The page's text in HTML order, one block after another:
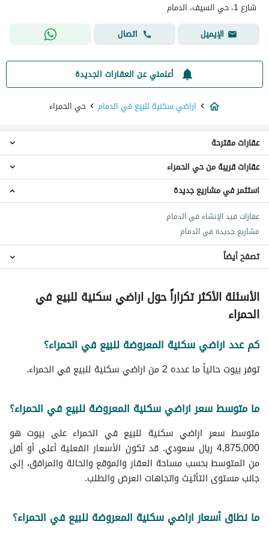
شارع 1، حي السيف، الدمام
الإيميل
اتصال
أعلمني عن العقارات الجديدة
اراضي سكنية للبيع في الدمام
حي الحمراء
فلل للبيع في حي الحمراء
شقق للبيع في حي الحمراء
عقارات للبيع في حي الحمراء
عقارات مقترحة
اراضي سكنية حي الزهور
اراضي سكنية حي الشروق
اراضي سكنية حي الخليح
اراضي سكنية حي الجوهرة
اراضي سكنية حي السلام
اراضي سكنية حي العزيزية
اراضي سكنية حي العدامة
اراضي سكنية حي البادية
عقارات قريبة من حي الحمراء
عقارات قيد الإنشاء في الدمام
مشاريع جديدة في الدمام
استثمر في مشاريع جديدة
عقارات للبيع في الدمام
تصفح أيضاً
الأسئلة الأكثر تكراراً حول اراضي سكنية للبيع في
الحمراء
كم عدد اراضي سكنية المعروضة للبيع في الحمراء؟
توفر بيوت حالياً ما عدده 2 من اراضي سكنية للبيع في الحمراء.
ما متوسط سعر اراضي سكنية المعروضة للبيع في الحمراء؟
متوسط سعر اراضي سكنية للبيع في الحمراء على بيوت هو
4,875,000 ريال سعودي. قد تكون الأسعار الفعلية أعلى أو أقل
من المتوسط بحسب مساحة العقار والموقع والحالة والمرافق، إلى
جانب مستوى التأثيث واتجاهات العرض والطلب.
ما نطاق أسعار اراضي سكنية المعروضة للبيع في الحمراء؟